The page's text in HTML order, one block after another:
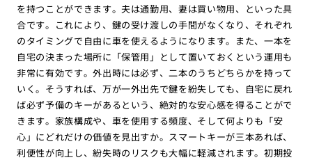
を持つことができます。夫は通勤用、妻は買い物用、といった具
合です。これにより、鍵の受け渡しの手間がなくなり、それぞれ
のタイミングで自由に車を使えるようになります。また、一本を
自宅の決まった場所に「保管用」として置いておくという運用も
非常に有効です。外出時には必ず、二本のうちどちらかを持って
いく。そうすれば、万が一外出先で鍵を紛失しても、自宅に戻れ
ば必ず予備のキーがあるという、絶対的な安心感を得ることがで
きます。家族構成や、車を使用する頻度、そして何よりも「安
心」にどれだけの価値を見出すか。スマートキーが三本あれば、
利便性が向上し、紛失時のリスクも大幅に軽減されます。初期投